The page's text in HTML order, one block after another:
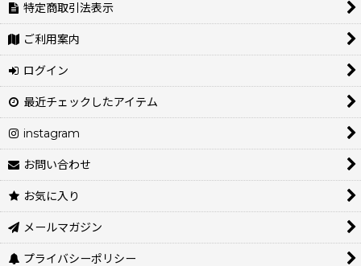
特定商取引法表示
ご利用案内
ログイン
最近チェックしたアイテム
instagram
お問い合わせ
お気に入り
メールマガジン
プライバシーポリシー